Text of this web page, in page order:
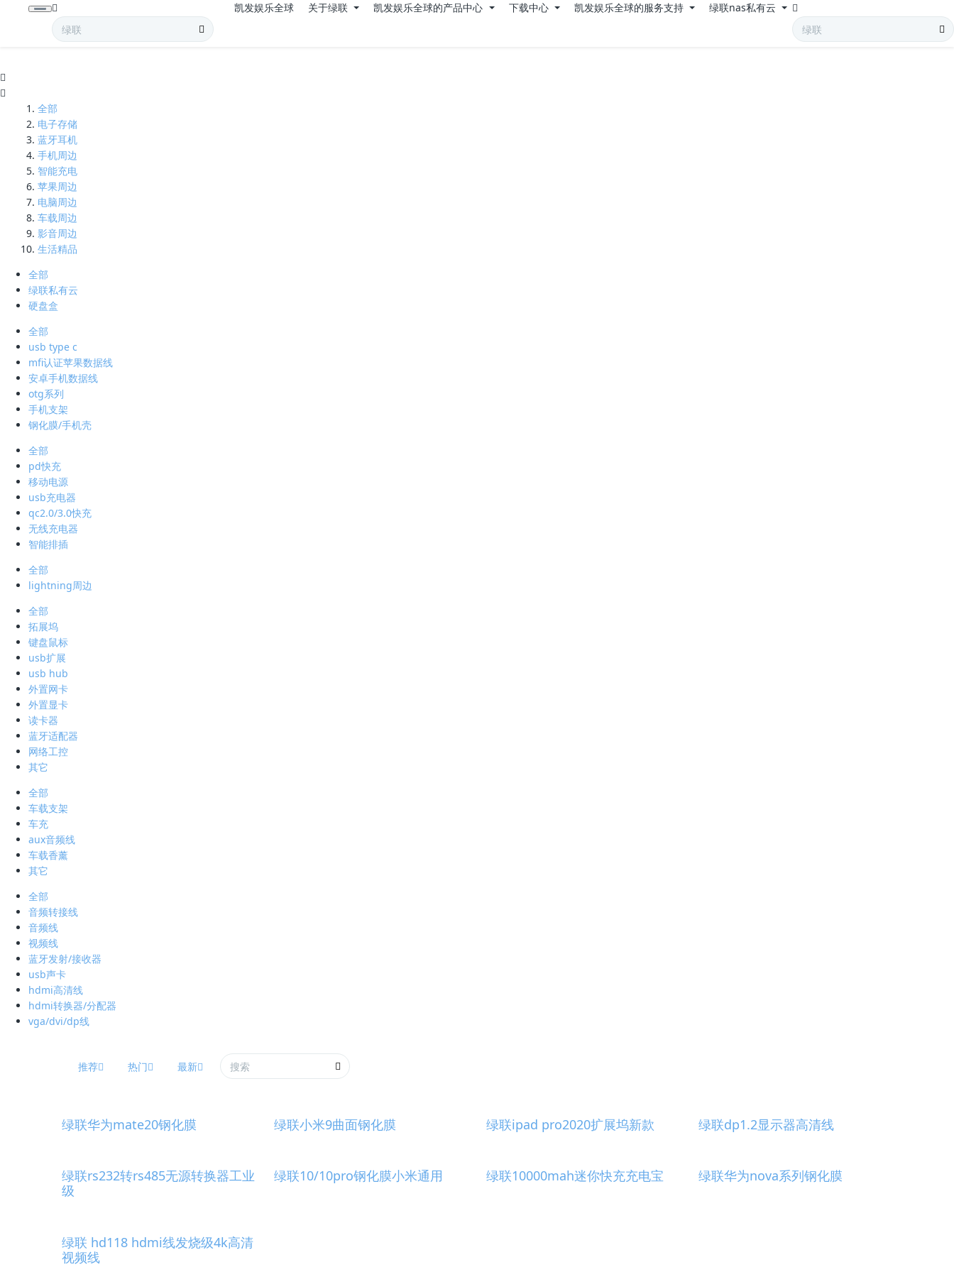
3k-凯发娱乐全球
凯发娱乐全球 关于绿联 凯发娱乐全球的产品中心 下载中心 凯发娱乐全球的服务支持 绿联nas私有云
全部
电子存储
蓝牙耳机
手机周边
智能充电
苹果周边
电脑周边
车载周边
影音周边
生活精品
全部
绿联私有云
硬盘盒
全部
usb type c
mfi认证苹果数据线
安卓手机数据线
otg系列
手机支架
钢化膜/手机壳
全部
pd快充
移动电源
usb充电器
qc2.0/3.0快充
无线充电器
智能排插
全部
lightning周边
全部
拓展坞
键盘鼠标
usb扩展
usb hub
外置网卡
外置显卡
读卡器
蓝牙适配器
网络工控
其它
全部
车载支架
车充
aux音频线
车载香薰
其它
全部
音频转接线
音频线
视频线
蓝牙发射/接收器
usb声卡
hdmi高清线
hdmi转换器/分配器
vga/dvi/dp线
推荐 热门 最新
绿联华为mate20钢化膜 绿联小米9曲面钢化膜 绿联ipad pro2020扩展坞新款 绿联dp1.2显示器高清线
绿联rs232转rs485无源转换器工业
级
绿联10/10pro钢化膜小米通用 绿联10000mah迷你快充充电宝 绿联华为nova系列钢化膜
绿联 hd118 hdmi线发烧级4k高清
视频线